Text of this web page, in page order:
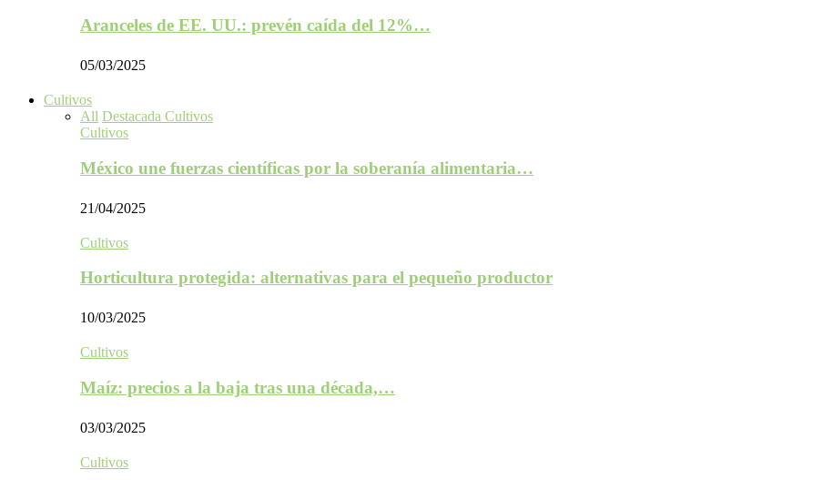
Aranceles de EE. UU.: prevén caída del 12%…
05/03/2025
Cultivos
All Destacada Cultivos
Cultivos
México une fuerzas científicas por la soberanía alimentaria…
21/04/2025
Cultivos
Horticultura protegida: alternativas para el pequeño productor
10/03/2025
Cultivos
Maíz: precios a la baja tras una década,…
03/03/2025
Cultivos